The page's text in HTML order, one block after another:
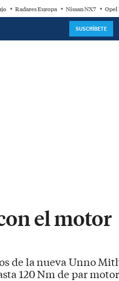
Radares Europa Nissan NX7 Opel
SUSCRÍBETE
el motor
de la nueva Unno
120 Nm de par motor